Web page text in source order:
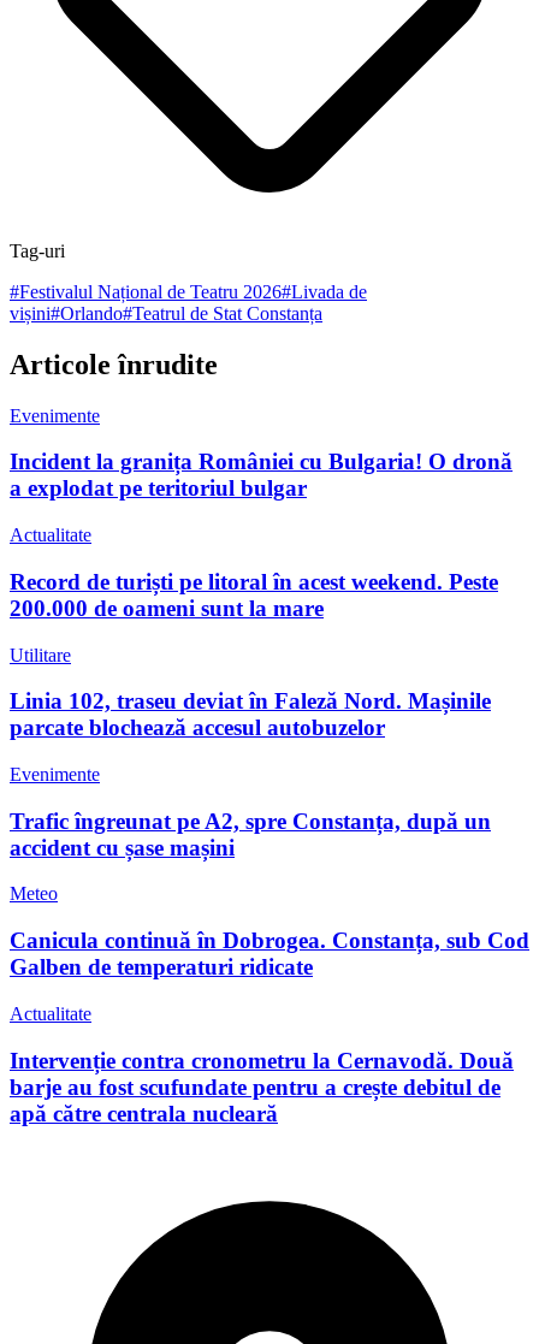
Tag-uri
#Festivalul Național de Teatru 2026#Livada de
vișini#Orlando#Teatrul de Stat Constanța
Articole înrudite
Evenimente
Incident la granița României cu Bulgaria! O dronă
a explodat pe teritoriul bulgar
Actualitate
Record de turiști pe litoral în acest weekend. Peste
200.000 de oameni sunt la mare
Utilitare
Linia 102, traseu deviat în Faleză Nord. Mașinile
parcate blochează accesul autobuzelor
Evenimente
Trafic îngreunat pe A2, spre Constanța, după un
accident cu șase mașini
Meteo
Canicula continuă în Dobrogea. Constanța, sub Cod
Galben de temperaturi ridicate
Actualitate
Intervenție contra cronometru la Cernavodă. Două
barje au fost scufundate pentru a crește debitul de
apă către centrala nucleară